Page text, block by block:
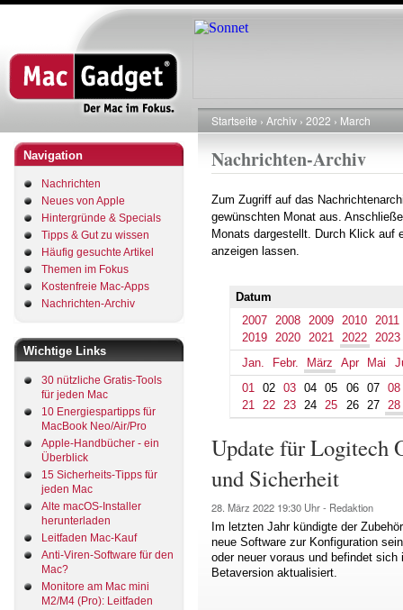
Direkt
zum
Navigation
Nachrichten
Neues von Apple
Hintergründe & Specials
Tipps & Gut zu wissen
Häufig gesuchte Artikel
Themen im Fokus
Kostenfreie Mac-Apps
Nachrichten-Archiv
Wichtige Links
30 nützliche Gratis-Tools
für jeden Mac
10 Energiespartipps für
MacBook Neo/Air/Pro
Apple-Handbücher - ein
Überblick
15 Sicherheits-Tipps für
jeden Mac
Alte macOS-Installer
herunterladen
Leitfaden Mac-Kauf
Anti-Viren-Software für den
Mac?
Monitore am Mac mini
M2/M4 (Pro): Leitfaden
Pfadnavigation
Startseite Archiv 2022 March
Nachrichten-Archiv
Zum Zugriff auf das
gewünschten Monat aus.
Monats dargestellt. Durch Klick auf
anzeigen lassen.
Datum
2007
2008 2009 2010
2011
2019
2020 2021 2022
2023
Jan.
Febr. März Apr Mai
01
02 03 04 05 06 07
08
21
22 23 24 25 26 27 28
Update für Logitech
und Sicherheit
28. März 2022 19:30 Uhr - Redaktion
Im letzten Jahr kündigte der
neue Software zur Konfiguration
oder neuer voraus und befindet
Betaversion aktualisiert.